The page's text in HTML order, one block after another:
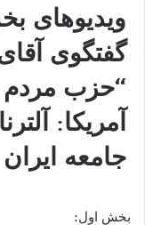
ویدیوهای
گفتگوی
“حزب مردم
آمریکا:
جامعه ایران
بخش اول: